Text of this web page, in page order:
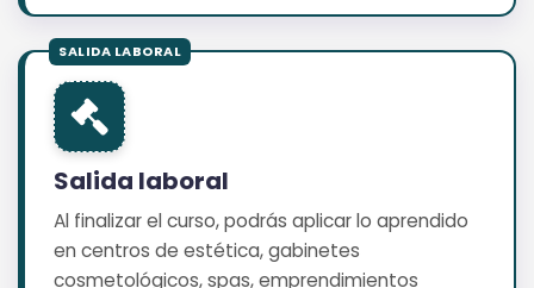
Salida laboral
Al finalizar el curso, podrás aplicar lo aprendido
en centros de estética, gabinetes
cosmetológicos, spas, emprendimientos